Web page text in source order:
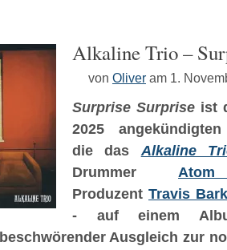
Alkaline Trio –
von Oliver am 1.
Surprise Surpriseist
2025
die dasAlkaline
Drummer
Produzent Travis
- auf einem
Ausgleich zur